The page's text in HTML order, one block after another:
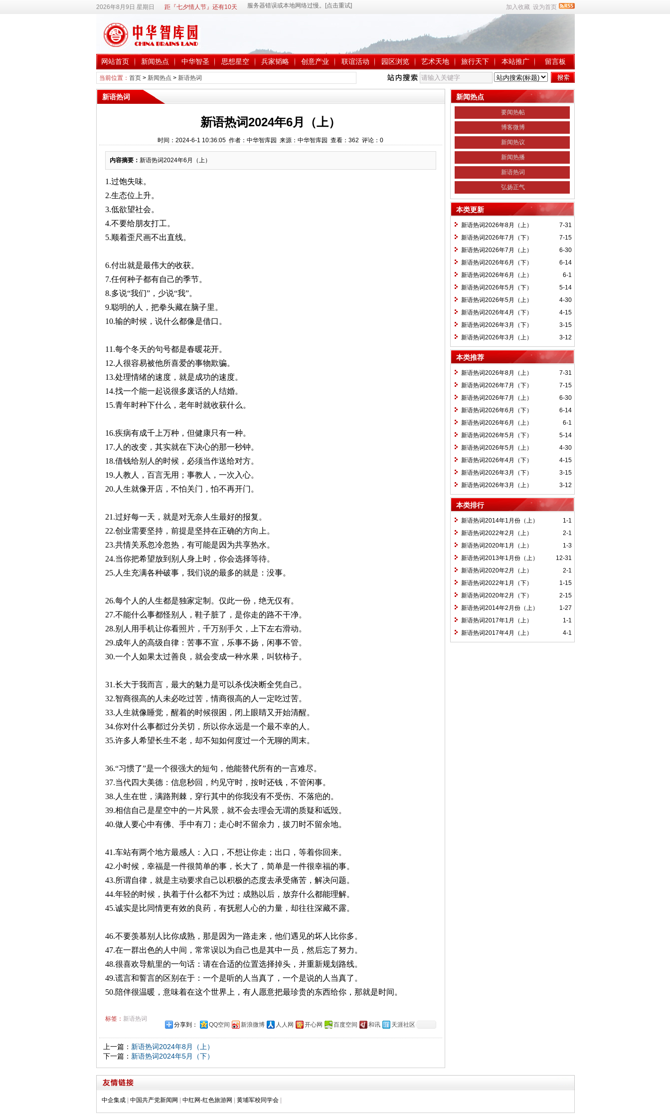
2026年8月9日 星期日 距『七夕情人节』还有10天 加入收藏 设为首页
网站首页 新闻热点 中华智圣 思想星空 兵家韬略 创意产业 联谊活动 园区浏览 艺术天地 旅行天下 本站推广 留言板
当前位置： 首页> 新闻热点 > 新语热词
新语热词
新语热词2024年6月（上）
时间：2024-6-1 10:36:05 作者：中华智库园 来源：中华智库园 查看： 362 评论： 0
内容摘要： 新语热词2024年6月（上）
1.过饱失味。
2.生态位上升。
3.低欲望社会。
4.不要给朋友打工。
5.顺着歪尺画不出直线。
6.付出就是最伟大的收获。
7.任何种子都有自己的季节。
8.多说“我们”，少说“我”。
9.聪明的人，把拳头藏在脑子里。
10.输的时候，说什么都像是借口。
11.每个冬天的句号都是春暖花开。
12.人很容易被他所喜爱的事物欺骗。
13.处理情绪的速度，就是成功的速度。
14.找一个能一起说很多废话的人结婚。
15.青年时种下什么，老年时就收获什么。
16.疾病有成千上万种，但健康只有一种。
17.人的改变，其实就在下决心的那一秒钟。
18.借钱给别人的时候，必须当作送给对方。
19.人教人，百言无用；事教人，一次入心。
20.人生就像开店，不怕关门，怕不再开门。
21.过好每一天，就是对无奈人生最好的报复。
22.创业需要坚持，前提是坚持在正确的方向上。
23.共情关系忽冷忽热，有可能是因为共享热水。
24.当你把希望放到别人身上时，你会选择等待。
25.人生充满各种破事，我们说的最多的就是：没事。
26.每个人的人生都是独家定制。仅此一份，绝无仅有。
27.不能什么事都怪别人，鞋子脏了，是你走的路不干净。
28.别人用手机让你看照片，千万别手欠，上下左右滑动。
29.成年人的高级自律：苦事不宣，乐事不扬，闲事不管。
30.一个人如果太过善良，就会变成一种水果，叫软柿子。
31.长大于我而言，最大的魅力是可以杀伐决断全凭自己。
32.智商很高的人未必吃过苦，情商很高的人一定吃过苦。
33.人生就像睡觉，醒着的时候很困，闭上眼睛又开始清醒。
34.你对什么事都过分关切，所以你永远是一个最不幸的人。
35.许多人希望长生不老，却不知如何度过一个无聊的周末。
36.“习惯了”是一个很强大的短句，他能替代所有的一言难尽。
37.当代四大美德：信息秒回，约见守时，按时还钱，不管闲事。
38.人生在世，满路荆棘，穿行其中的你我没有不受伤、不落疤的。
39.相信自己是星空中的一片风景，就不会去理会无谓的质疑和诋毁。
40.做人要心中有佛、手中有刀；走心时不留余力，拔刀时不留余地。
41.车站有两个地方最感人：入口，不想让你走；出口，等着你回来。
42.小时候，幸福是一件很简单的事，长大了，简单是一件很幸福的事。
43.所谓自律，就是主动要求自己以积极的态度去承受痛苦，解决问题。
44.年轻的时候，执着于什么都不为过；成熟以后，放弃什么都能理解。
45.诚实是比同情更有效的良药，有抚慰人心的力量，却往往深藏不露。
46.不要羡慕别人比你成熟，那是因为一路走来，他们遇见的坏人比你多。
47.在一群出色的人中间，常常误以为自己也是其中一员，然后忘了努力。
48.很喜欢导航里的一句话：请在合适的位置选择掉头，并重新规划路线。
49.谎言和誓言的区别在于：一个是听的人当真了，一个是说的人当真了。
50.陪伴很温暖，意味着在这个世界上，有人愿意把最珍贵的东西给你，那就是时间。
标签： 新语热词
分享到：
QQ空间 新浪微博 人人网 开心网 百度空间 和讯 天涯社区
上一篇： 新语热词2024年8月（上）
下一篇： 新语热词2024年5月（下）
新闻热点
要闻热帖
博客微博
新闻热议
新闻热播
新语热词
弘扬正气
本类更新
7-31
新语热词2026年8月（上）
7-15
新语热词2026年7月（下）
6-30
新语热词2026年7月（上）
6-14
新语热词2026年6月（下）
6-1
新语热词2026年6月（上）
5-14
新语热词2026年5月（下）
4-30
新语热词2026年5月（上）
4-15
新语热词2026年4月（下）
3-15
新语热词2026年3月（下）
3-12
新语热词2026年3月（上）
本类推荐
7-31
新语热词2026年8月（上）
7-15
新语热词2026年7月（下）
6-30
新语热词2026年7月（上）
6-14
新语热词2026年6月（下）
6-1
新语热词2026年6月（上）
5-14
新语热词2026年5月（下）
4-30
新语热词2026年5月（上）
4-15
新语热词2026年4月（下）
3-15
新语热词2026年3月（下）
3-12
新语热词2026年3月（上）
本类排行
1-1
新语热词2014年1月份（上）
2-1
新语热词2022年2月（上）
1-3
新语热词2020年1月（上）
12-31
新语热词2013年1月份（上）
2-1
新语热词2020年2月（上）
1-15
新语热词2022年1月（下）
2-15
新语热词2020年2月（下）
1-27
新语热词2014年2月份（上）
1-1
新语热词2017年1月（上）
4-1
新语热词2017年4月（上）
中企集成 中国共产党新闻网 中红网-红色旅游网 黄埔军校同学会